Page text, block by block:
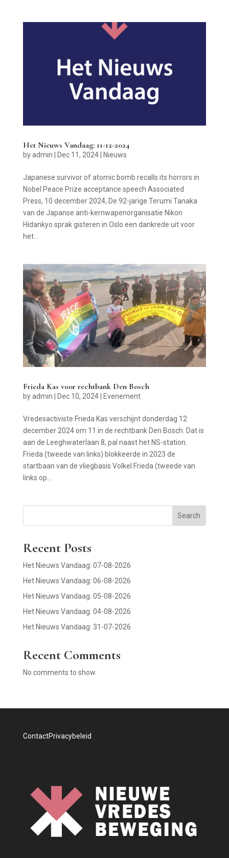
Het Nieuws Vandaag: 11-12-2024
byadmin Dec 11, 2024| Nieuws
Japanese survivor of atomic bomb recalls its horrors in
Nobel Peace Prize acceptance speech Associated
Press, 10 december 2024, De 92-jarige Terumi Tanaka
van de Japanse anti-kernwapenorganisatie Nikon
Hidankyo sprak gisteren in Oslo een dankrede uit voor
het...
Frieda Kas voor rechtbank Den Bosch
byadmin Dec 10, 2024| Evenement
Vredesactiviste Frieda Kas verschijnt donderdag 12
december 2024 om 11 in de rechtbank Den Bosch. Dat is
aan de Leeghwaterlaan 8, pal naast het NS-station.
Frieda (tweede van links) blokkeerde in 2023 de
startbaan van de vliegbasis Volkel Frieda (tweede van
links op...
Search
Recent Posts
Het Nieuws Vandaag: 07-08-2026
Het Nieuws Vandaag: 06-08-2026
Het Nieuws Vandaag: 05-08-2026
Het Nieuws Vandaag: 04-08-2026
Het Nieuws Vandaag: 31-07-2026
Recent Comments
No comments to show.
ContactPrivacybeleid